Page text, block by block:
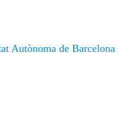
Autònoma de Barcelona